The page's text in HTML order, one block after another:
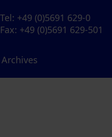
Tel: +49 (0)5691 629-0
Fax: +49 (0)5691 629-501